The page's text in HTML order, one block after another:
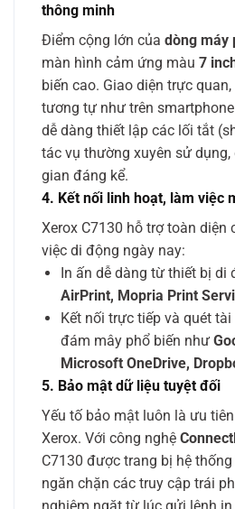
thông minh
Điểm cộng lớn của dòng máy
màn hình cảm ứng màu 7
biến cao. Giao diện trực
tương tự như trên
dễ dàng thiết lập các lối tắt
tác vụ thường xuyên sử
gian đáng kể.
4. Kết nối linh hoạt, làm việc
Xerox C7130 hỗ trợ toàn diện
việc di động ngày nay:
In ấn dễ dàng từ thiết bị di
AirPrint, Mopria Print
Kết nối trực tiếp và quét
đám mây phổ biến như
Microsoft OneDrive,
5. Bảo mật dữ liệu tuyệt đối
Yếu tố bảo mật luôn là ưu
Xerox. Với công nghệ
C7130 được trang bị hệ
ngăn chặn các truy cập trái